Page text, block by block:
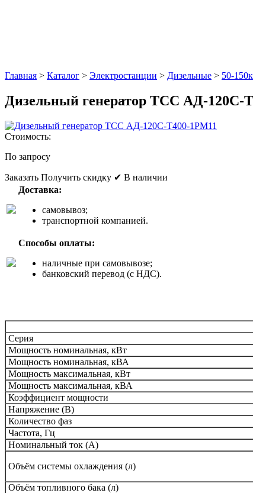
Главная > Каталог > Электростанции > Дизельные > 50-
Дизельный генератор ТСС АД-120С-
Стоимость:
По запросу
Заказать Получить скидку ✔ В наличии
Доставка:
самовывоз;
транспортной компанией.
Способы оплаты:
наличные при самовывозе;
банковский перевод (с НДС).
Серия
Мощность номинальная, кВт
Мощность номинальная, кВА
Мощность максимальная, кВт
Мощность максимальная, кВА
Коэффициент мощности
Напряжение (В)
Количество фаз
Частота, Гц
Номинальный ток (А)
Объём системы охлаждения (л)
Объём топливного бака (л)